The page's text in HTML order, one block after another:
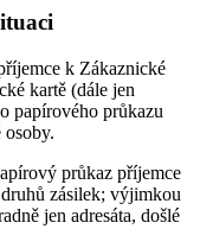
k Zákaznické
kartě (dále jen
papírového průkazu
průkaz příjemce
zásilek; výjimkou
jen adresáta, došlé